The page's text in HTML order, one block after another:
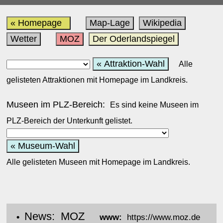
« Homepage Map-Lage
Wikipedia
Wetter
MOZ Der Oderlandspiegel
« Attraktion-Wahl
Alle
gelisteten Attraktionen mit Homepage im Landkreis.
Museen im PLZ-Bereich: Es sind keine Museen im
PLZ-Bereich der Unterkunft gelistet.
« Museum-Wahl
Alle gelisteten Museen mit Homepage im Landkreis.
• News: MOZwww:
https://www.moz.de